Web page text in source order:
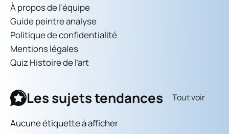
À propos de l'équipe
Guide peintre analyse
Politique de confidentialité
Mentions légales
Quiz Histoire de l’art
Les sujets tendances Tout voir
Aucune étiquette à afficher